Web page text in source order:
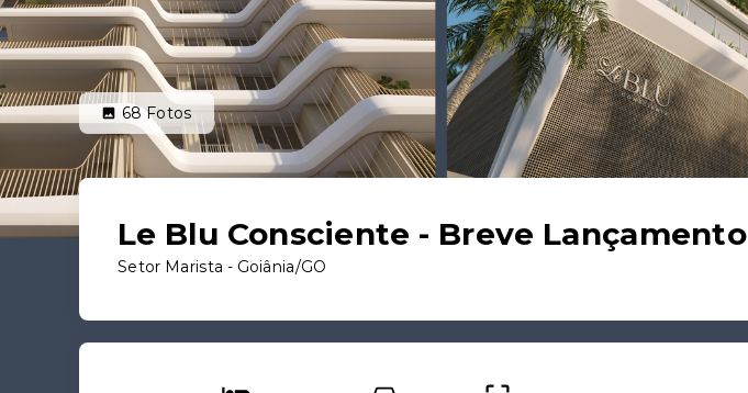
68Fotos
Le Blu Consciente - Breve Lançamento
Setor Marista - Goiânia/GO